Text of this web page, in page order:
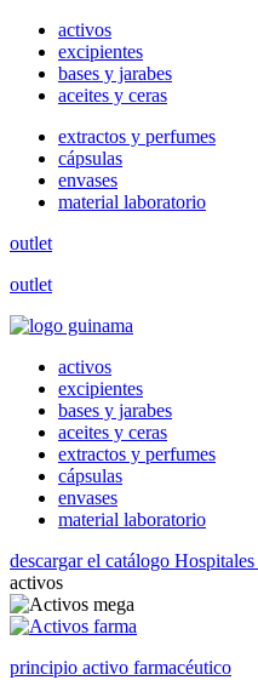
activos
excipientes
bases y jarabes
aceites y ceras
extractos y perfumes
cápsulas
envases
material laboratorio
outlet
outlet
activos
excipientes
bases y jarabes
aceites y ceras
extractos y perfumes
cápsulas
envases
material laboratorio
descargar el catálogo Hospitales
activos
principio activo farmacéutico